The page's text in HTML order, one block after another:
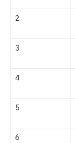
2
3
4
5
6